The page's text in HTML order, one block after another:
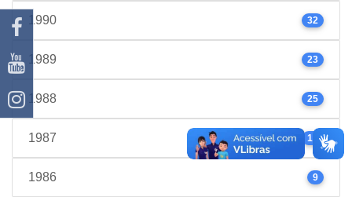
1990 32
1989 23
1988 25
1987 17
1986 9